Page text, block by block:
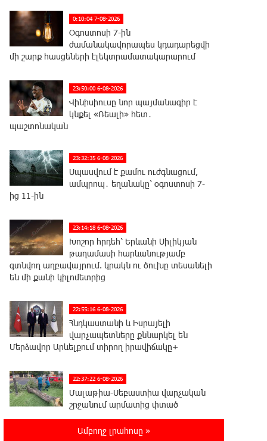
0:10:04 7-08-2026
Օգոստոսի 7-ին
ժամանակավորապես կդադարեցվի
մի շարք հասցեների էլեկտրամատակարարում
23:50:00 6-08-2026
Վինիսիուսը նոր պայմանագիր է
կնքել «Ռեալի» հետ․
պաշտոնական
23:32:35 6-08-2026
Սպասվում է քամու ուժգնացում,
ամպրոպ․ եղանակը՝ օգոստոսի 7-
ից 11-ին
23:14:18 6-08-2026
Խոշոր հրդեհ՝ Երևանի Սիլիկյան
թաղամասի հարևանությամբ
գտնվող աղբավայրում. կրակն ու ծուխը տեսանելի
են մի քանի կիլոմետրից
22:55:16 6-08-2026
Հնդկաստանի և Իսրայելի
վարչապետները քննարկել են
Մերձավոր Արևելքում տիրող իրավիճակը+
22:37:22 6-08-2026
Մալաթիա-Սեբաստիա վարչական
շրջանում արմատից փտած
Ամբողջ լրահոսը »